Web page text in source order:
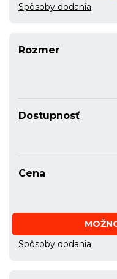
Spôsoby dodania
Rozmer
Dostupnosť
Cena
Spôsoby dodania